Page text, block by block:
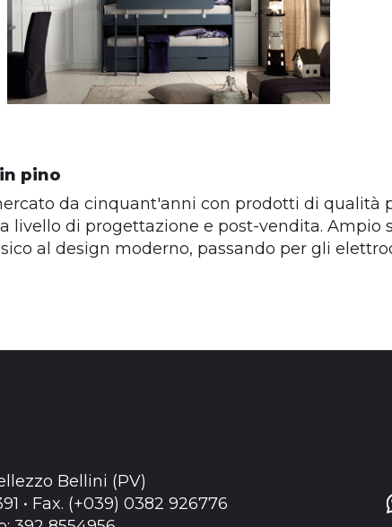
pino
da cinquant'anni con prodotti di qualità
livello di progettazione e post-vendita.
al design moderno, passando per gli
Bellini (PV)
• Fax. (+039) 0382 926776